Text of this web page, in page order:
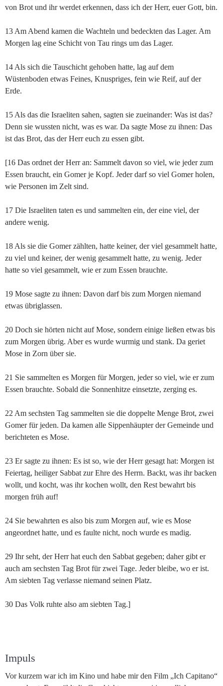
von Brot und ihr werdet erkennen, dass ich der Herr, euer Gott, bin.
13 Am Abend kamen die Wachteln und bedeckten das Lager. Am
Morgen lag eine Schicht von Tau rings um das Lager.
14 Als sich die Tauschicht gehoben hatte, lag auf dem
Wüstenboden etwas Feines, Knuspriges, fein wie Reif, auf der
Erde.
15 Als das die Israeliten sahen, sagten sie zueinander: Was ist das?
Denn sie wussten nicht, was es war. Da sagte Mose zu ihnen: Das
ist das Brot, das der Herr euch zu essen gibt.
[16 Das ordnet der Herr an: Sammelt davon so viel, wie jeder zum
Essen braucht, ein Gomer je Kopf. Jeder darf so viel Gomer holen,
wie Personen im Zelt sind.
17 Die Israeliten taten es und sammelten ein, der eine viel, der
andere wenig.
18 Als sie die Gomer zählten, hatte keiner, der viel gesammelt hatte,
zu viel und keiner, der wenig gesammelt hatte, zu wenig. Jeder
hatte so viel gesammelt, wie er zum Essen brauchte.
19 Mose sagte zu ihnen: Davon darf bis zum Morgen niemand
etwas übriglassen.
20 Doch sie hörten nicht auf Mose, sondern einige ließen etwas bis
zum Morgen übrig. Aber es wurde wurmig und stank. Da geriet
Mose in Zorn über sie.
21 Sie sammelten es Morgen für Morgen, jeder so viel, wie er zum
Essen brauchte. Sobald die Sonnenhitze einsetzte, zerging es.
22 Am sechsten Tag sammelten sie die doppelte Menge Brot, zwei
Gomer für jeden. Da kamen alle Sippenhäupter der Gemeinde und
berichteten es Mose.
23 Er sagte zu ihnen: Es ist so, wie der Herr gesagt hat: Morgen ist
Feiertag, heiliger Sabbat zur Ehre des Herrn. Backt, was ihr backen
wollt, und kocht, was ihr kochen wollt, den Rest bewahrt bis
morgen früh auf!
24 Sie bewahrten es also bis zum Morgen auf, wie es Mose
angeordnet hatte, und es faulte nicht, noch wurde es madig.
29 Ihr seht, der Herr hat euch den Sabbat gegeben; daher gibt er
auch am sechsten Tag Brot für zwei Tage. Jeder bleibe, wo er ist.
Am siebten Tag verlasse niemand seinen Platz.
30 Das Volk ruhte also am siebten Tag.]
Impuls
Vor kurzem war ich im Kino und habe mir den Film „Ich Capitano“